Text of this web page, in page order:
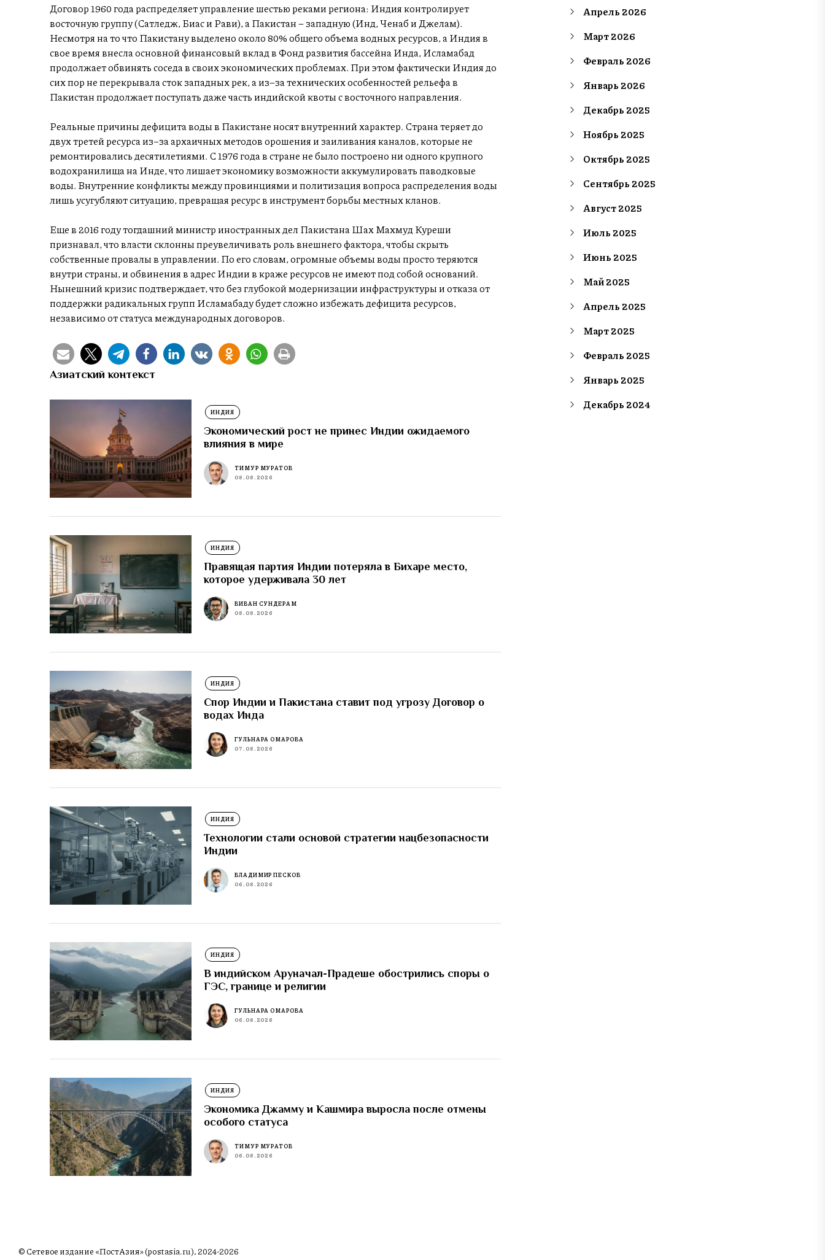
Договор 1960 года распределяет управление шестью реками региона: Индия контролирует
восточную группу (Сатледж, Биас и Рави), а Пакистан – западную (Инд, Ченаб и Джелам).
Несмотря на то что Пакистану выделено около 80% общего объема водных ресурсов, а Индия в
свое время внесла основной финансовый вклад в Фонд развития бассейна Инда, Исламабад
продолжает обвинять соседа в своих экономических проблемах. При этом фактически Индия до
сих пор не перекрывала сток западных рек, а из–за технических особенностей рельефа в
Пакистан продолжает поступать даже часть индийской квоты с восточного направления.
Реальные причины дефицита воды в Пакистане носят внутренний характер. Страна теряет до
двух третей ресурса из–за архаичных методов орошения и заиливания каналов, которые не
ремонтировались десятилетиями. С 1976 года в стране не было построено ни одного крупного
водохранилища на Инде, что лишает экономику возможности аккумулировать паводковые
воды. Внутренние конфликты между провинциями и политизация вопроса распределения воды
лишь усугубляют ситуацию, превращая ресурс в инструмент борьбы местных кланов.
Еще в 2016 году тогдашний министр иностранных дел Пакистана Шах Махмуд Куреши
признавал, что власти склонны преувеличивать роль внешнего фактора, чтобы скрыть
собственные провалы в управлении. По его словам, огромные объемы воды просто теряются
внутри страны, и обвинения в адрес Индии в краже ресурсов не имеют под собой оснований.
Нынешний кризис подтверждает, что без глубокой модернизации инфраструктуры и отказа от
поддержки радикальных групп Исламабаду будет сложно избежать дефицита ресурсов,
независимо от статуса международных договоров.
Азиатский контекст
ИНДИЯ
Экономический рост не принес Индии ожидаемого
влияния в мире
ТИМУР МУРАТОВ
08.08.2026
ИНДИЯ
Правящая партия Индии потеряла в Бихаре место,
которое удерживала 30 лет
ВИВАН СУНДЕРАМ
08.08.2026
ИНДИЯ
Спор Индии и Пакистана ставит под угрозу Договор о
водах Инда
ГУЛЬНАРА ОМАРОВА
07.08.2026
ИНДИЯ
Технологии стали основой стратегии нацбезопасности
Индии
ВЛАДИМИР ПЕСКОВ
06.08.2026
ИНДИЯ
В индийском Аруначал-Прадеше обострились споры о
ГЭС, границе и религии
ГУЛЬНАРА ОМАРОВА
06.08.2026
ИНДИЯ
Экономика Джамму и Кашмира выросла после отмены
особого статуса
ТИМУР МУРАТОВ
06.08.2026
Апрель 2026
Март 2026
Февраль 2026
Январь 2026
Декабрь 2025
Ноябрь 2025
Октябрь 2025
Сентябрь 2025
Август 2025
Июль 2025
Июнь 2025
Май 2025
Апрель 2025
Март 2025
Февраль 2025
Январь 2025
Декабрь 2024
© Сетевое издание «ПостАзия» (postasia.ru), 2024-2026